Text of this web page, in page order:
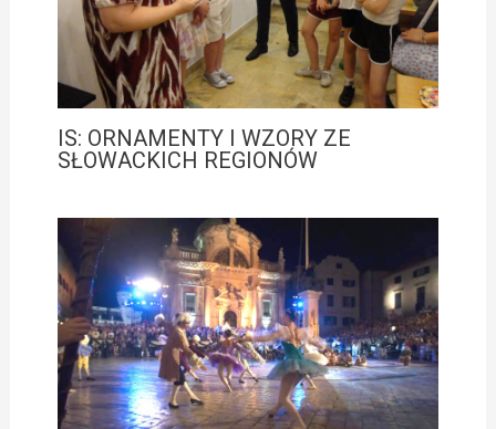
IS: ORNAMENTY I WZORY ZE
SŁOWACKICH REGIONÓW